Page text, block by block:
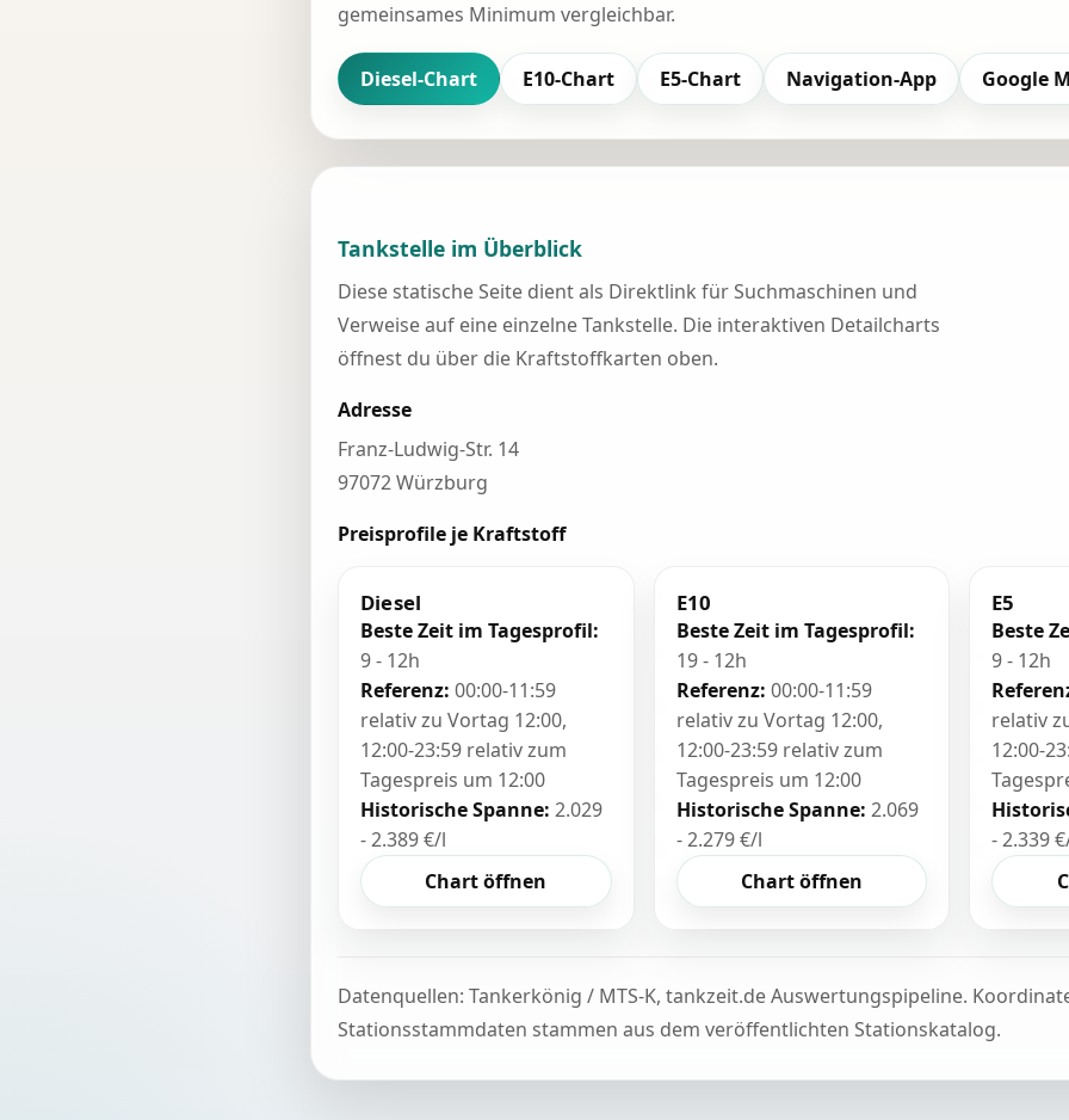
gemeinsames Minimum vergleichbar.
Diesel-Chart E10-Chart E5-Chart Navigation-App Google
Tankstelle im Überblick
Diese statische Seite dient als Direktlink für Suchmaschinen und
Verweise auf eine einzelne Tankstelle. Die interaktiven Detailcharts
öffnest du über die Kraftstoffkarten oben.
Adresse
Franz-Ludwig-Str. 14
97072 Würzburg
Preisprofile je Kraftstoff
Diesel
Beste Zeit im Tagesprofil:
9 - 12h
Referenz: 00:00-11:59
relativ zu Vortag 12:00,
12:00-23:59 relativ zum
Tagespreis um 12:00
Historische Spanne: 2.029
- 2.389 €/l
Chart öffnen
E10
Beste Zeit im Tagesprofil:
19 - 12h
Referenz: 00:00-11:59
relativ zu Vortag 12:00,
12:00-23:59 relativ zum
Tagespreis um 12:00
Historische Spanne: 2.069
- 2.279 €/l
Chart öffnen
E5
Beste
9 - 12h
relativ
12:00-
- 2.339
Datenquellen: Tankerkönig / MTS-K, tankzeit.de Auswertungspipeline.
Stationsstammdaten stammen aus dem veröffentlichten Stationskatalog.